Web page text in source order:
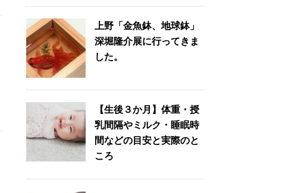
上野「金魚鉢、地球鉢」
深堀隆介展に行ってきま
した。
【生後３か月】体重・授
乳間隔やミルク・睡眠時
間などの目安と実際のと
ころ